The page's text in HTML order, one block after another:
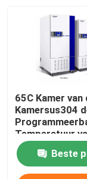
65C Kamer van
Kamersus304
Temperatuur
Beste